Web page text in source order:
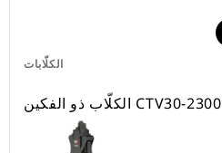
الكلّابات
الكلّاب ذو الفكين CTV30-2300